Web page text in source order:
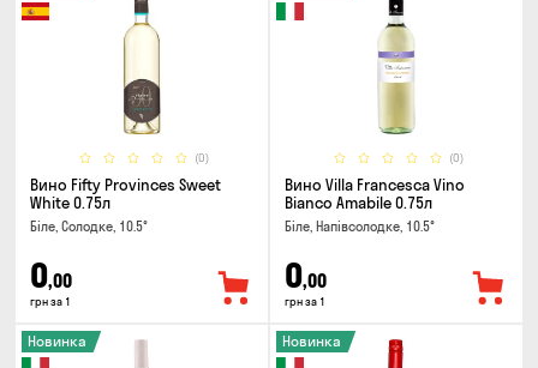
(0)
Вино Fifty Provinces Sweet
White 0.75л
Біле, Солодке, 10.5°
0,00
грн за 1
(0)
Вино Villa Francesca Vino
Bianco Amabile 0.75л
Біле, Напівсолодке, 10.5°
0,00
грн за 1
Новинка Новинка